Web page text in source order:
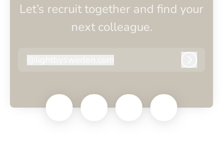
Let’s recruit together and find your
next colleague.
lightbysweden.com